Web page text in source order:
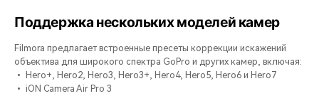
Поддержка нескольких моделей камер
Filmora предлагает встроенные пресеты коррекции искажений
объектива для широкого спектра GoPro и других камер, включая:
• Hero+, Hero2, Hero3, Hero3+, Hero4, Hero5, Hero6 и Hero7
• iON Camera Air Pro 3